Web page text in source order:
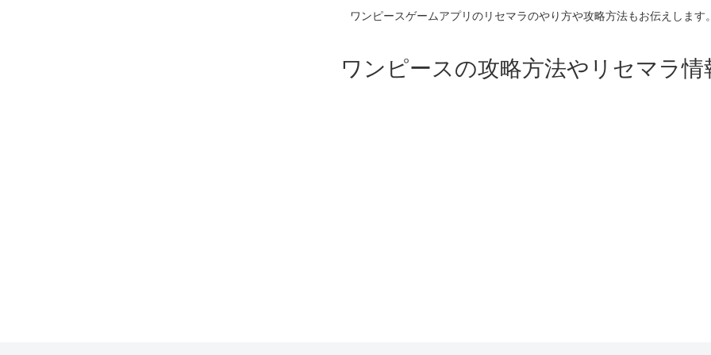
ワンピースゲームアプリのリセマラのやり方や攻略方法もお伝えします
ワンピースの攻略方法やリセマラ情